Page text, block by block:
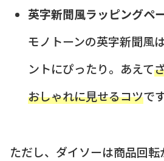
英字新聞風ラッピングペ
モノトーンの英字新聞風
ントにぴったり。あえて
おしゃれに見せるコツです
ただし、ダイソーは商品回